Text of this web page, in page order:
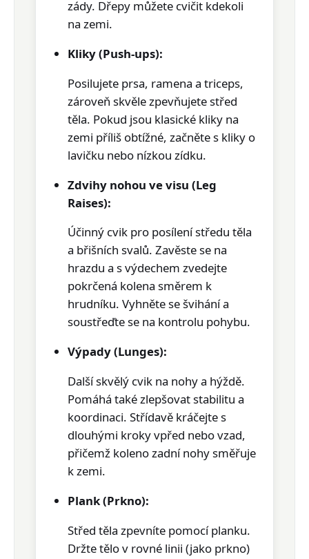
zády. Dřepy můžete cvičit kdekoli
na zemi.
Kliky (Push-ups):
Posilujete prsa, ramena a triceps,
zároveň skvěle zpevňujete střed
těla. Pokud jsou klasické kliky na
zemi příliš obtížné, začněte s kliky o
lavičku nebo nízkou zídku.
Zdvihy nohou ve visu (Leg
Raises):
Účinný cvik pro posílenístředu těla
a břišních svalů. Zavěste se na
hrazdu a s výdechem zvedejte
pokrčená kolena směrem k
hrudníku. Vyhněte se švihání a
soustřeďte se na kontrolu pohybu.
Výpady (Lunges):
Další skvělý cvik na nohy a hýždě.
Pomáhá také zlepšovat stabilitu a
koordinaci. Střídavě kráčejte s
dlouhými kroky vpřed nebo vzad,
přičemž koleno zadní nohy směřuje
k zemi.
Plank (Prkno):
Střed těla zpevníte pomocíplanku.
Držte tělo v rovné linii (jako prkno)